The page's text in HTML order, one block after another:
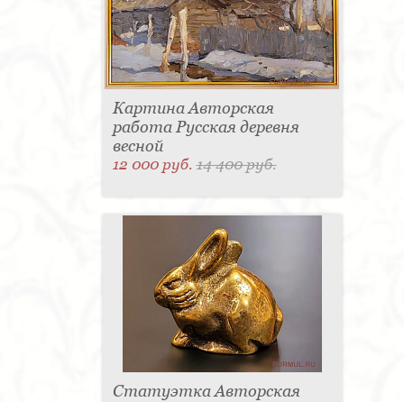
Картина Авторская
работа Русская деревня
весной
12 000 руб.14 400 руб.
Статуэтка Авторская